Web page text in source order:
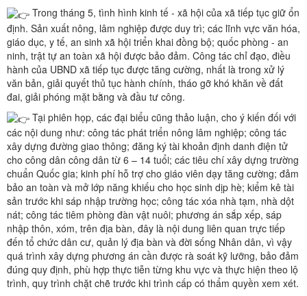
Trong tháng 5, tình hình kinh tế - xã hội của xã tiếp tục giữ ổn
định. Sản xuất nông, lâm nghiệp được duy trì; các lĩnh vực văn hóa,
giáo dục, y tế, an sinh xã hội triển khai đồng bộ; quốc phòng - an
ninh, trật tự an toàn xã hội được bảo đảm. Công tác chỉ đạo, điều
hành của UBND xã tiếp tục được tăng cường, nhất là trong xử lý
văn bản, giải quyết thủ tục hành chính, tháo gỡ khó khăn về đất
đai, giải phóng mặt bằng và đầu tư công.
Tại phiên họp, các đại biểu cũng thảo luận, cho ý kiến đối với
các nội dung như: công tác phát triển nông lâm nghiệp; công tác
xây dựng đường giao thông; đăng ký tài khoản định danh điện tử
cho công dân công dân từ 6 – 14 tuổi; các tiêu chí xây dựng trường
chuẩn Quốc gia; kinh phí hỗ trợ cho giáo viên dạy tăng cường; đảm
bảo an toàn và mở lớp năng khiếu cho học sinh dịp hè; kiểm kê tài
sản trước khi sáp nhập trường học; công tác xóa nhà tạm, nhà dột
nát; công tác tiêm phòng đàn vật nuôi; phương án sắp xếp, sáp
nhập thôn, xóm, trên địa bàn, đây là nội dung liên quan trực tiếp
đến tổ chức dân cư, quản lý địa bàn và đời sống Nhân dân, vì vậy
quá trình xây dựng phương án cần được rà soát kỹ lưỡng, bảo đảm
đúng quy định, phù hợp thực tiễn từng khu vực và thực hiện theo lộ
trình, quy trình chặt chẽ trước khi trình cấp có thẩm quyền xem xét.